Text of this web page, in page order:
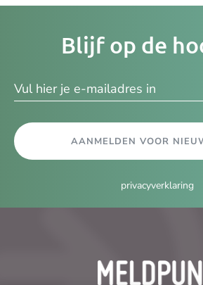
Blijf op de
AANMELDEN VOOR
privacyverklaring